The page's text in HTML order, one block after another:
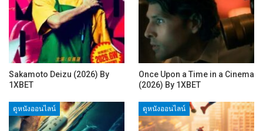
Sakamoto Deizu (2026) By
1XBET
Once Upon a Time in a Cinema
(2026) By 1XBET
ดูหนังออนไลน์ ดูหนังออนไลน์